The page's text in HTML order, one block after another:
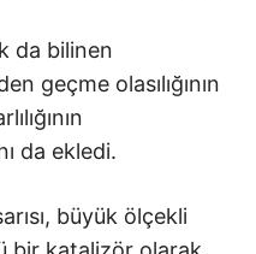
da bilinen
geçme olasılığının
da ekledi.
büyük ölçekli